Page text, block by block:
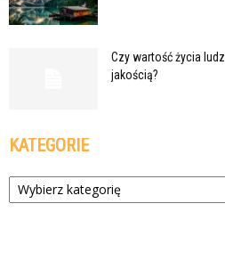
Czy wartość życia
jakością?
KATEGORIE
Kategorie